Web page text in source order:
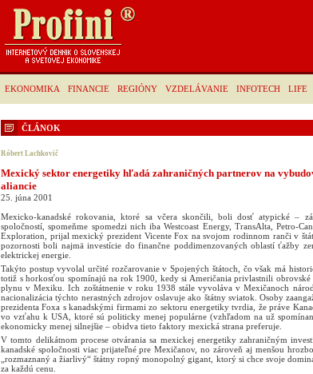
EKONOMIKA FINANCIE REGIÓNY VZDELÁVANIE INFOTECH LIFE
ČLÁNOK
Róbert Lachkovič
Mexický sektor energetiky hľadá zahraničných partnerov na
aliancie
25. júna 2001
Mexicko-kanadské rokovania, ktoré sa včera skončili, boli dosť atypické –
spoločností, spomeňme spomedzi nich iba Westcoast Energy, TransAlta, Petro-
Exploration, prijal mexický prezident Vicente Fox na svojom rodinnom ranči v
pozornosti boli najmä investície do finančne poddimenzovaných oblastí ťažby
elektrickej energie.
Takýto postup vyvolal určité rozčarovanie v Spojených štátoch, čo však má
totiž s horkosťou spomínajú na rok 1900, kedy si Američania privlastnili obrovské
plynu v Mexiku. Ich zoštátnenie v roku 1938 stále vyvoláva v Mexičanoch
nacionalizácia týchto nerastných zdrojov oslavuje ako štátny sviatok. Osoby
prezidenta Foxa s kanadskými firmami zo sektoru energetiky tvrdia, že práve
vo vzťahu k USA, ktoré sú politicky menej populárne (vzhľadom na už
ekonomicky menej silnejšie – obidva tieto faktory mexická strana preferuje.
V tomto delikátnom procese otvárania sa mexickej energetiky zahraničným
kanadské spoločnosti viac prijateľné pre Mexičanov, no zároveň aj menšou
„rozmaznaný a žiarlivý“ štátny ropný monopolný gigant, ktorý si chce svoje
za každú cenu.